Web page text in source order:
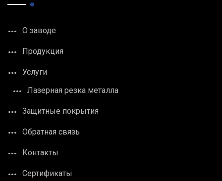
О заводе
Продукция
Услуги
Лазерная резка металла
Защитные покрытия
Обратная связь
Контакты
Сертификаты